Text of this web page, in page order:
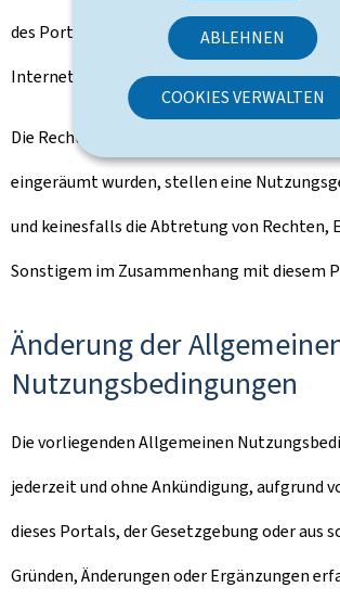
ABLEHNEN
COOKIES VERWALTEN
des Portals gouvernement.lu in ein anderes
Internetseite untersagt.
Die Rechte, die Ihnen oben implizit oder
eingeräumt wurden, stellen eine
und keinesfalls die Abtretung von Rechten,
Sonstigem im Zusammenhang mit diesem
Änderung der
Nutzungsbedingungen
Die vorliegenden Allgemeinen
jederzeit und ohne Ankündigung, aufgrund
dieses Portals, der Gesetzgebung oder aus
Gründen, Änderungen oder Ergänzungen